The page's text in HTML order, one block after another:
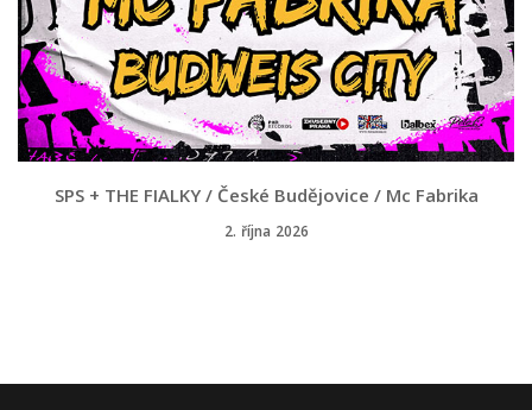
SPS + THE FIALKY / České Budějovice / Mc Fabrika
2. října 2026